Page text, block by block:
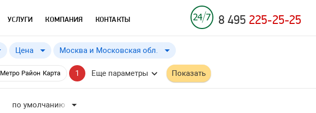
УСЛУГИ КОМПАНИЯ КОНТАКТЫ 8 495 225-25-25
Цена
от a Применить
Москва и Московская обл.
Москва и Московская обл.
Москва
Московская обл.
Метро Район Карта 1 Еще параметры Показать
по умолчанию